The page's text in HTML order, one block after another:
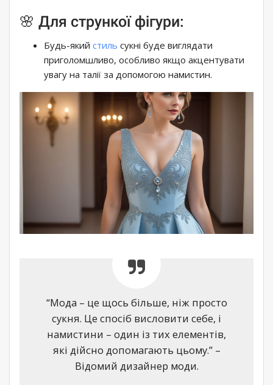
🌸 Для стрункої фігури:
Будь-який стиль сукні буде виглядати
приголомшливо, особливо якщо акцентувати
увагу на талії за допомогою намистин.
“Мода – це щось більше, ніж просто
сукня. Це спосіб висловити себе, і
намистини – один із тих елементів,
які дійсно допомагають цьому.” –
Відомий дизайнер моди.